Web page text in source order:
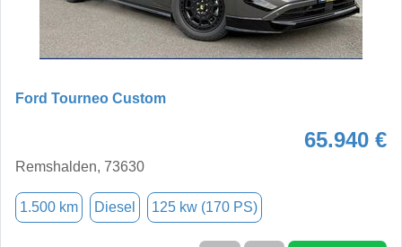
Ford Tourneo Custom
65.940 €
Remshalden, 73630
1.500 km Diesel 125 kw (170 PS)